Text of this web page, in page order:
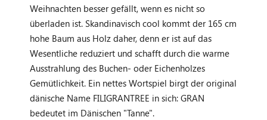
Weihnachten besser gefällt, wenn es nicht so
überladen ist. Skandinavisch cool kommt der 165 cm
hohe Baum aus Holz daher, denn er ist auf das
Wesentliche reduziert und schafft durch die warme
Ausstrahlung des Buchen- oder Eichenholzes
Gemütlichkeit. Ein nettes Wortspiel birgt der original
dänische Name FILIGRANTREE in sich: GRAN
bedeutet im Dänischen "Tanne".